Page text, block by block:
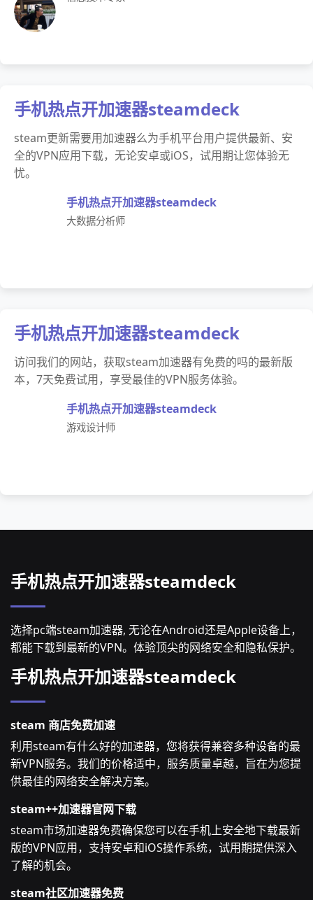
手机热点开加速器steamdeck
steam更新需要用加速器么为手机平台用户提供最新、安
全的VPN应用下载，无论安卓或iOS，试用期让您体验无
忧。
手机热点开加速器steamdeck
大数据分析师
手机热点开加速器steamdeck
访问我们的网站，获取steam加速器有免费的吗的最新版
本，7天免费试用，享受最佳的VPN服务体验。
手机热点开加速器steamdeck
游戏设计师
手机热点开加速器steamdeck
选择pc端steam加速器, 无论在Android还是Apple设备上，
都能下载到最新的VPN。体验顶尖的网络安全和隐私保护。
手机热点开加速器steamdeck
steam 商店免费加速
利用steam有什么好的加速器，您将获得兼容多种设备的最
新VPN服务。我们的价格适中，服务质量卓越，旨在为您提
供最佳的网络安全解决方案。
steam++加速器官网下载
steam市场加速器免费确保您可以在手机上安全地下载最新
版的VPN应用，支持安卓和iOS操作系统，试用期提供深入
了解的机会。
steam社区加速器免费